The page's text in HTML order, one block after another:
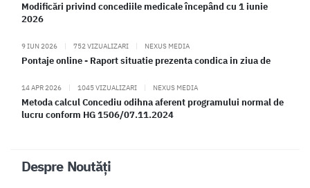
Modificări privind concediile medicale începând cu 1 iunie
2026
9 IUN 2026 | 752 VIZUALIZARI | NEXUS MEDIA
Pontaje online - Raport situatie prezenta condica in ziua de
14 APR 2026 | 1045 VIZUALIZARI | NEXUS MEDIA
Metoda calcul Concediu odihna aferent programului normal de
lucru conform HG 1506/07.11.2024
Despre Noutăți